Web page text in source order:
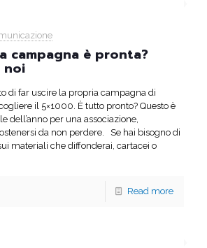
campagna è pronta?
noi
di far uscire la propria campagna di
il 5×1000. È tutto pronto? Questo è
dell’anno per una associazione,
da non perdere. Se hai bisogno di
materiali che diffonderai, cartacei o
Read more